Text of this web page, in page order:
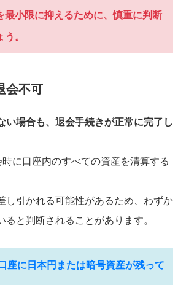
最小限に抑えるために、慎重に判断
。
会不可
い場合も、退会手続きが正常に完了し
に口座内のすべての資産を清算する
し引かれる可能性があるため、わずか
ると判断されることがあります。
座に日本円または暗号資産が残って